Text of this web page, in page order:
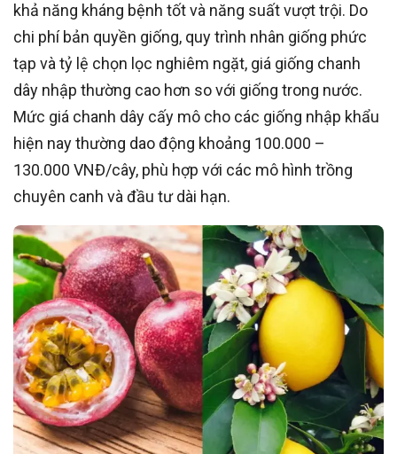
khả năng kháng bệnh tốt và năng suất vượt trội. Do
chi phí bản quyền giống, quy trình nhân giống phức
tạp và tỷ lệ chọn lọc nghiêm ngặt, giá giống chanh
dây nhập thường cao hơn so với giống trong nước.
Mức giá chanh dây cấy mô cho các giống nhập khẩu
hiện nay thường dao động khoảng 100.000 –
130.000 VNĐ/cây, phù hợp với các mô hình trồng
chuyên canh và đầu tư dài hạn.